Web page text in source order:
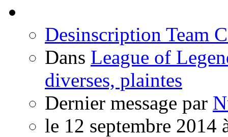
Desinscription Team
Dans League of
diverses, plaintes
Dernier message par
le 12 septembre 2014